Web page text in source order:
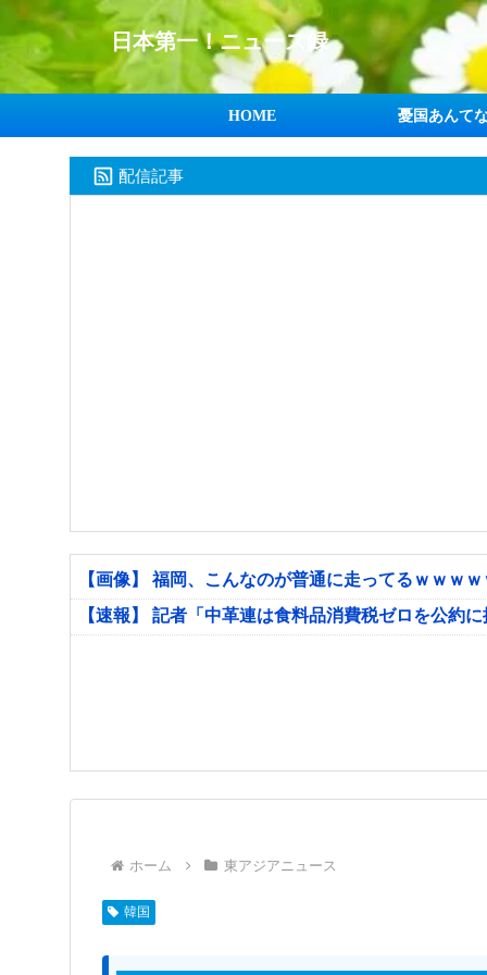
日本第一！ニュース録
HOME 憂国あんて
配信記事
【画像】 福岡、こんなのが普通に走ってるｗｗｗ
【速報】 記者「中革連は食料品消費税ゼロを公約
ホーム 東アジアニュース
韓国